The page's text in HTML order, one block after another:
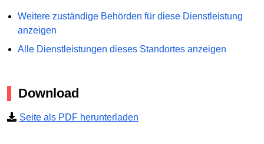
Weitere zuständige Behörden für diese Dienstleistung
anzeigen
Alle Dienstleistungen dieses Standortes anzeigen
Download
Seite als PDF herunterladen